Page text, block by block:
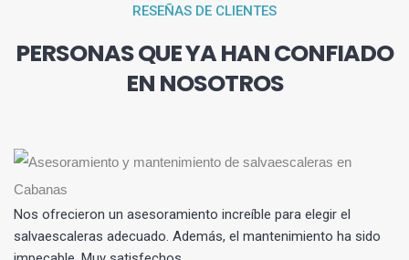
RESEÑAS DE CLIENTES
PERSONAS QUE YA HAN CONFIADO
EN NOSOTROS
Nos ofrecieron un asesoramiento increíble para elegir el
salvaescaleras adecuado. Además, el mantenimiento ha sido